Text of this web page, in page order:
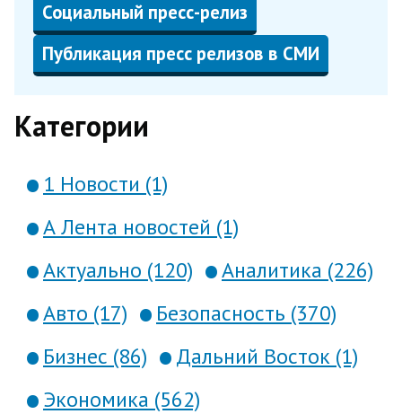
Социальный пресс-релиз
Публикация пресс релизов в СМИ
Категории
1 Новости (1)
А Лента новостей (1)
Актуально (120)
Аналитика (226)
Авто (17)
Безопасность (370)
Бизнес (86)
Дальний Восток (1)
Экономика (562)